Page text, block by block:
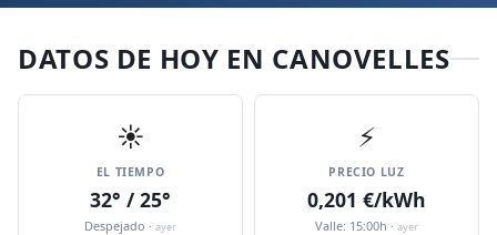
DATOS DE HOY EN CANOVELLES
☀️
EL TIEMPO
32° / 25°
Despejado · ayer
⚡
PRECIO LUZ
0,201 €/kWh
Valle: 15:00h · ayer